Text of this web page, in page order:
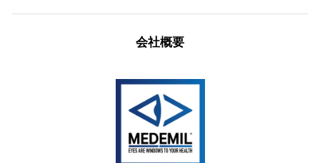
会社概要